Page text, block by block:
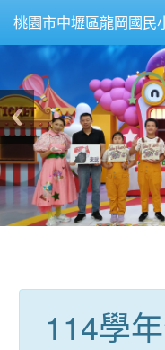
桃園市中壢區龍岡國民
114學